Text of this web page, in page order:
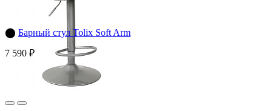
⬤ Барный стул Tolix Soft Arm
7 590 ₽